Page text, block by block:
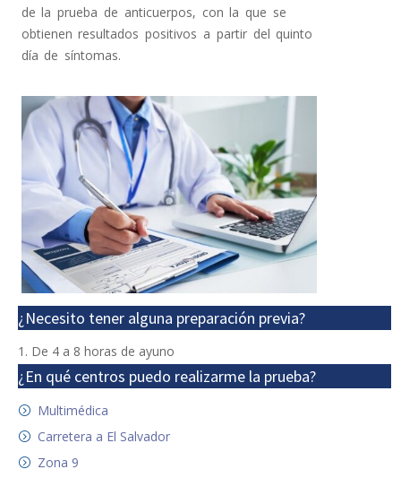
de la prueba de anticuerpos, con la que se
obtienen resultados positivos a partir del quinto
día de síntomas.
¿Necesito tener alguna preparación previa?
De 4 a 8 horas de ayuno
¿En qué centros puedo realizarme la prueba?
Multimédica
Carretera a El Salvador
Zona 9